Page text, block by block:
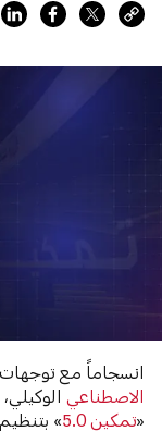
انسجاماً مع
الاصطناعي
«تمكين 5.0
»